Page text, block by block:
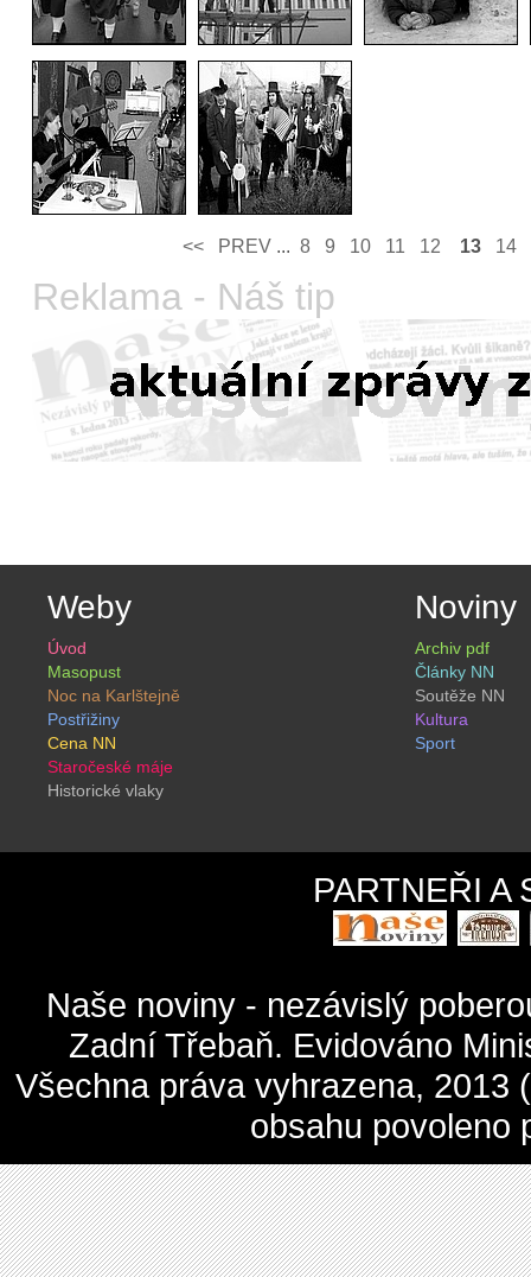
<< PREV­ ... 8 9 10 11 12 13 14
Reklama - Náš tip
Weby
Úvod
Masopust
Noc na Karlštejně
Postřižiny
Cena NN
Staročeské máje
Historické vlaky
Noviny
Archiv pdf
Články NN
Soutěže NN
Kultura
Sport
PARTNEŘI A
Naše noviny - nezávislý
Zadní Třebaň. Evidováno
Všechna práva vyhrazena,
obsahu povoleno